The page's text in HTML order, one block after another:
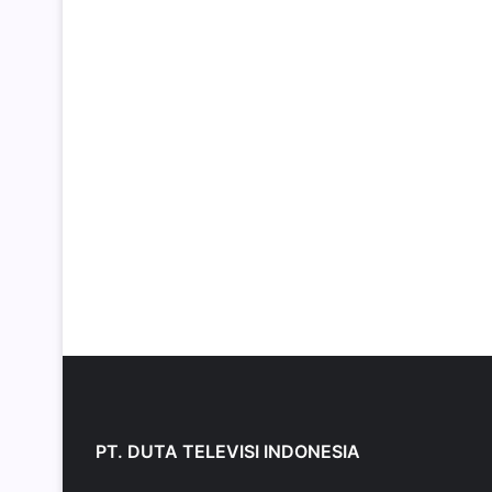
PT. DUTA TELEVISI INDONESIA